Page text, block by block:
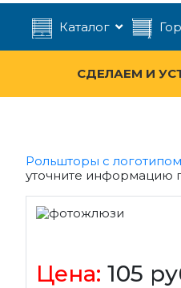
Каталог
СДЕЛАЕМ И
Рольшторы с логотипом
уточните информацию
Цена: 105